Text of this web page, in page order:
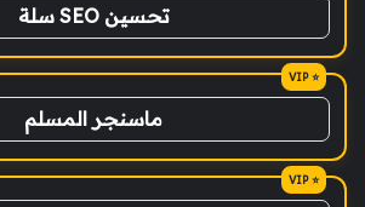
تحسين SEO سلة
ماسنجر المسلم